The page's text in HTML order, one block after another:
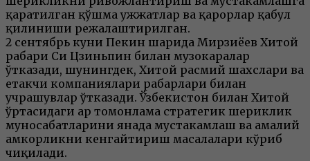
қаратилган қўшма ҳужжатлар ва қарорлар қабул
қилиниши режалаштирилган.
2 сентябрь куни Пекин шаҳрида Мирзиёев Хитой
раҳбари Си Цзиньпин билан музокаралар
ўтказади, шунингдек, Хитой расмий шахслари ва
етакчи компаниялари раҳбарлари билан
учрашувлар ўтказади. Ўзбекистон билан Хитой
ўртасидаги ҳар томонлама стратегик шериклик
муносабатларини янада мустаҳкамлаш ва амалий
ҳамкорликни кенгайтириш масалалари кўриб
чиқилади.